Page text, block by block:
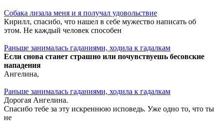
Собака лизала меня и я получал удовольствие
Кирилл, спасибо, что нашел в себе мужество написать об
этом. Не каждый человек способен
Раньше занималась гаданиями, ходила к гадалкам
Если снова станет страшно или почувствуешь бесовские
нападения
Ангелина,
Раньше занималась гаданиями, ходила к гадалкам
Дорогая Ангелина.
Спасибо тебе за эту искреннюю исповедь. Уже одно то, что ты
не